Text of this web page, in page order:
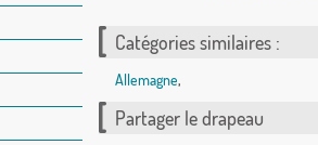
Catégories similaires :
Allemagne,
Partager le drapeau